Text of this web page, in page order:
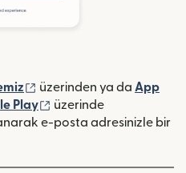
(yeni pencerede açılır)
üzerinden ya da App
açılır)
Play (yeni pencerede açılır)
üzerinde
e-posta adresinizle bir